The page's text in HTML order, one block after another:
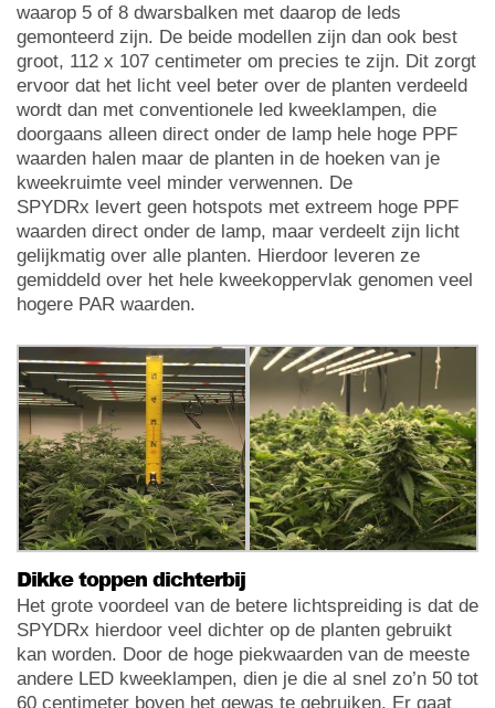
waarop 5 of 8 dwarsbalken met daarop de leds
gemonteerd zijn. De beide modellen zijn dan ook best
groot, 112 x 107 centimeter om precies te zijn. Dit zorgt
ervoor dat het licht veel beter over de planten verdeeld
wordt dan met conventionele led kweeklampen, die
doorgaans alleen direct onder de lamp hele hoge PPF
waarden halen maar de planten in de hoeken van je
kweekruimte veel minder verwennen. De
SPYDRx levert geen hotspots met extreem hoge PPF
waarden direct onder de lamp, maar verdeelt zijn licht
gelijkmatig over alle planten. Hierdoor leveren ze
gemiddeld over het hele kweekoppervlak genomen veel
hogere PAR waarden.
Dikke toppen dichterbij
Het grote voordeel van de betere lichtspreiding is dat de
SPYDRx hierdoor veel dichter op de planten gebruikt
kan worden. Door de hoge piekwaarden van de meeste
andere LED kweeklampen, dien je die al snel zo’n 50 tot
60 centimeter boven het gewas te gebruiken. Er gaat